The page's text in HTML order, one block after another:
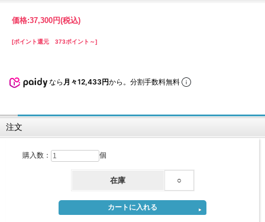
価格:37,300円(税込)
[ポイント還元 373ポイント～]
なら 月々12,433円から。分割手数料無料
注文
購入数： 個
在庫 ○